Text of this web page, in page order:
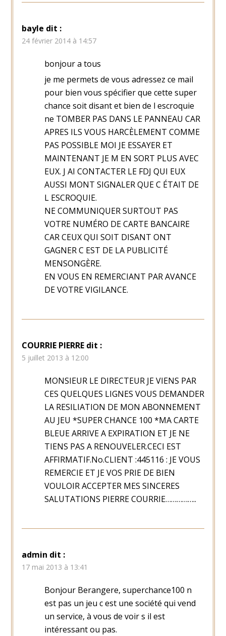
bayle dit :
24 février 2014 à 14:57
bonjour a tous
je me permets de vous adressez ce mail
pour bien vous spécifier que cette super
chance soit disant et bien de l escroquie
ne TOMBER PAS DANS LE PANNEAU CAR
APRES ILS VOUS HARCÈLEMENT COMME
PAS POSSIBLE MOI JE ESSAYER ET
MAINTENANT JE M EN SORT PLUS AVEC
EUX. J AI CONTACTER LE FDJ QUI EUX
AUSSI MONT SIGNALER QUE C ÉTAIT DE
L ESCROQUIE.
NE COMMUNIQUER SURTOUT PAS
VOTRE NUMÉRO DE CARTE BANCAIRE
CAR CEUX QUI SOIT DISANT ONT
GAGNER C EST DE LA PUBLICITÉ
MENSONGÈRE.
EN VOUS EN REMERCIANT PAR AVANCE
DE VOTRE VIGILANCE.
COURRIE PIERRE dit :
5 juillet 2013 à 12:00
MONSIEUR LE DIRECTEUR JE VIENS PAR
CES QUELQUES LIGNES VOUS DEMANDER
LA RESILIATION DE MON ABONNEMENT
AU JEU *SUPER CHANCE 100 *MA CARTE
BLEUE ARRIVE A EXPIRATION ET JE NE
TIENS PAS A RENOUVELER.CECI EST
AFFIRMATIF.No.CLIENT :445116 : JE VOUS
REMERCIE ET JE VOS PRIE DE BIEN
VOULOIR ACCEPTER MES SINCERES
SALUTATIONS PIERRE COURRIE……………..
admin dit :
17 mai 2013 à 13:41
Bonjour Berangere, superchance100 n
est pas un jeu c est une société qui vend
un service, à vous de voir s il est
intéressant ou pas.